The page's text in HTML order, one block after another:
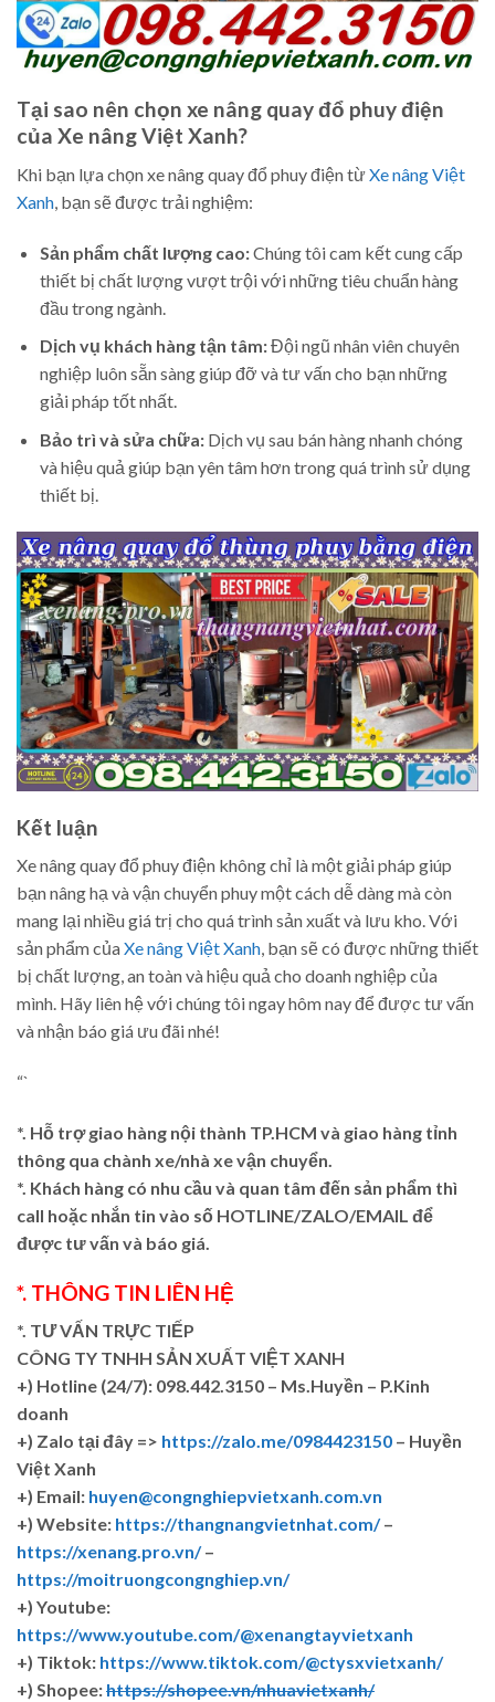
Tại sao nên chọn xe nâng quay đổ phuy điện
của Xe nâng Việt Xanh?
Khi bạn lựa chọn xe nâng quay đổ phuy điện từXe nâng Việt
Xanh, bạn sẽ được trải nghiệm:
Sản phẩm chất lượng cao:Chúng tôi cam kết cung cấp
thiết bị chất lượng vượt trội với những tiêu chuẩn hàng
đầu trong ngành.
Dịch vụ khách hàng tận tâm:Đội ngũ nhân viên chuyên
nghiệp luôn sẵn sàng giúp đỡ và tư vấn cho bạn những
giải pháp tốt nhất.
Bảo trì và sửa chữa:Dịch vụ sau bán hàng nhanh chóng
và hiệu quả giúp bạn yên tâm hơn trong quá trình sử dụng
thiết bị.
Kết luận
Xe nâng quay đổ phuy điện không chỉ là một giải pháp giúp
bạn nâng hạ và vận chuyển phuy một cách dễ dàng mà còn
mang lại nhiều giá trị cho quá trình sản xuất và lưu kho. Với
sản phẩm củaXe nâng Việt Xanh, bạn sẽ có được những thiết
bị chất lượng, an toàn và hiệu quả cho doanh nghiệp của
mình. Hãy liên hệ với chúng tôi ngay hôm nay để được tư vấn
và nhận báo giá ưu đãi nhé!
“`
*. Hỗ trợ giao hàng nội thành TP.HCM và giao hàng tỉnh
thông qua chành xe/nhà xe vận chuyển.
*. Khách hàng có nhu cầu và quan tâm đến sản phẩm thì
call hoặc nhắn tin vào số HOTLINE/ZALO/EMAIL để
được tư vấn và báo giá.
*. THÔNG TIN LIÊN HỆ
*. TƯ VẤN TRỰC TIẾP
CÔNG TY TNHH SẢN XUẤT VIỆT XANH
+) Hotline (24/7): 098.442.3150 – Ms.Huyền – P.Kinh
doanh
+) Zalo tại đây => https://zalo.me/0984423150 – Huyền
Việt Xanh
+) Email: huyen@congnghiepvietxanh.com.vn
+) Website: https://thangnangvietnhat.com/–
https://xenang.pro.vn/–
https://moitruongcongnghiep.vn/
+) Youtube:
https://www.youtube.com/@xenangtayvietxanh
+) Tiktok: https://www.tiktok.com/@ctysxvietxanh/
+) Shopee:https://shopee.vn/nhuavietxanh/